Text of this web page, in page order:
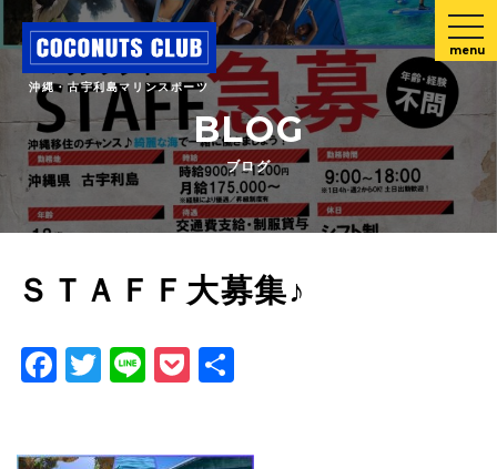
沖縄・古宇利島マリンスポーツ
menu
BLOG
ブログ
ＳＴＡＦＦ大募集♪
Facebook
Twitter
LinePocket